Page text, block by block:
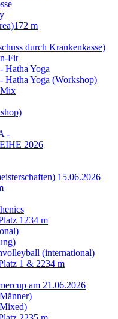
172 m
durch Krankenkasse)
Fit
Hatha Yoga
Hatha Yoga (Workshop)
-
2026
15.06.2026
1 234 m
(international)
1 & 2234 m
am 21.06.2026